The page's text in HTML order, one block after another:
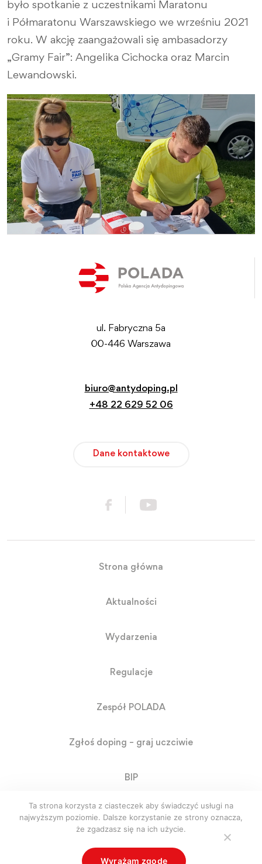
było spotkanie z uczestnikami Maratonu
i Półmaratonu Warszawskiego we wrześniu 2021
roku. W akcję zaangażowali się ambasadorzy
„Gramy Fair”: Angelika Cichocka oraz Marcin
Lewandowski.
ul. Fabryczna 5a
00-446 Warszawa
biuro@antydoping.pl
+48 22 629 52 06
Dane kontaktowe
Strona główna
Aktualności
Wydarzenia
Regulacje
Zespół POLADA
Zgłoś doping – graj uczciwie
BIP
RODO
© Polada. Polska Agencja Antydopingowa. Created by
Ta strona korzysta z ciasteczek aby świadczyć usługi na
najwyższym poziomie. Dalsze korzystanie ze strony oznacza,
że zgadzasz się na ich użycie.
Wyrażam zgodę